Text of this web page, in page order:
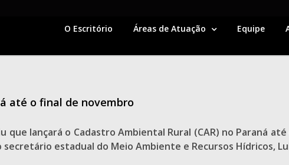
O Escritório Áreas de Atuação Equipe
até o final de novembro
lançará o Cadastro Ambiental Rural (CAR) no Paraná
estadual do Meio Ambiente e Recursos Hídricos,